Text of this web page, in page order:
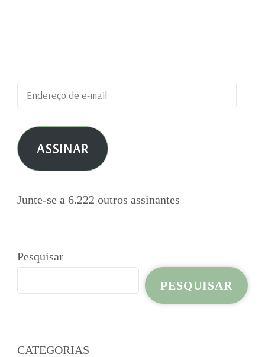
Endereço
de
e-
mail ASSINAR
Junte-se a 6.222 outros assinantes
Pesquisar
PESQUISAR
CATEGORIAS